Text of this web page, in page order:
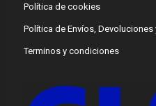
Política de cookies
Política de Envíos,
Terminos y condiciones